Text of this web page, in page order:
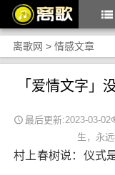
离歌网 > 情感文章
「爱情文字」
最后更新:2023-03-02
生，永
村上春树说：仪式